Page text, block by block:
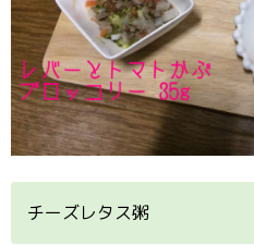
チーズレタス粥